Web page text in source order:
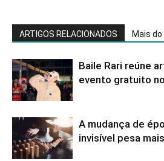
ARTIGOS RELACIONADOS Mais
Baile Rari reúne
evento gratuito
A mudança de
invisível pesa